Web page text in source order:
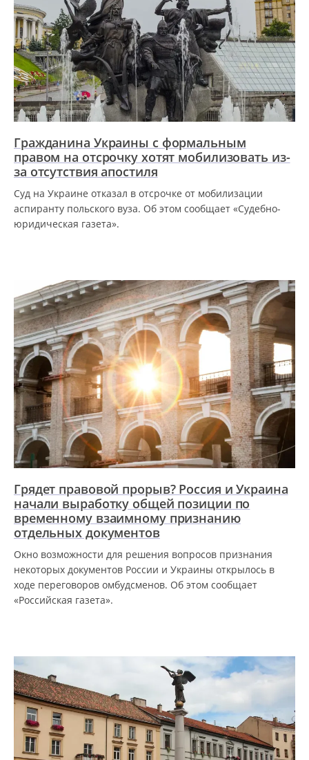
Гражданина Украины с формальным
правом на отсрочку хотят мобилизовать из-
за отсутствия апостиля
Суд на Украине отказал в отсрочке от мобилизации
аспиранту польского вуза. Об этом сообщает «Судебно-
юридическая газета».
Грядет правовой прорыв? Россия и Украина
начали выработку общей позиции по
временному взаимному признанию
отдельных документов
Окно возможности для решения вопросов признания
некоторых документов России и Украины открылось в
ходе переговоров омбудсменов. Об этом сообщает
«Российская газета».